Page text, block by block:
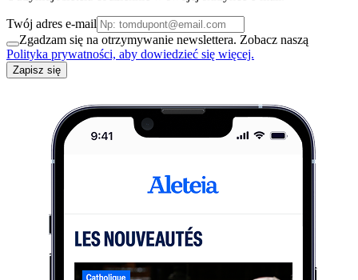
Twój adres e-mail
Zgadzam się na otrzymywanie newslettera. Zobacz naszą
Polityka prywatności, aby dowiedzieć się więcej.
Zapisz się